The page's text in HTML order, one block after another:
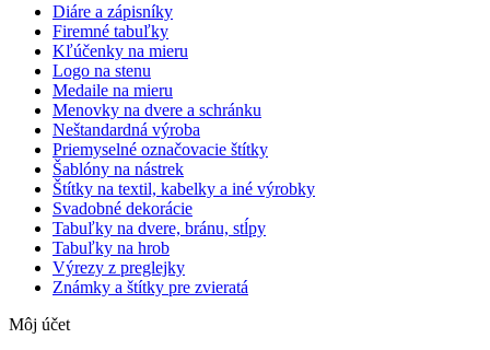
Diáre a zápisníky
Firemné tabuľky
Kľúčenky na mieru
Logo na stenu
Medaile na mieru
Menovky na dvere a schránku
Neštandardná výroba
Priemyselné označovacie štítky
Šablóny na nástrek
Štítky na textil, kabelky a iné výrobky
Svadobné dekorácie
Tabuľky na dvere, bránu, stĺpy
Tabuľky na hrob
Výrezy z preglejky
Známky a štítky pre zvieratá
Môj účet